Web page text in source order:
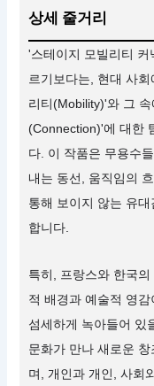
상세 줄거리
'스테이지 모빌리티
르기보다는, 현대 사
리티(Mobility)'와 그
(Connection)'에 대한
다. 이 작품은 무용수
내는 동선, 움직임의
통해 보이지 않는 유
합니다.
특히, 프랑스와 한국
적 배경과 예술적 영
섬세하게 녹아들어 있
문화가 만나 새로운
며, 개인과 개인, 사회